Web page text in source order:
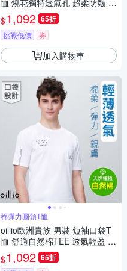
恤 燒花獨特透氣孔 超柔防皺 米
黃色 法國品牌 有大尺碼
$1,092 65折
挑戰低價 券
加入購物車
棉彈力圓領T恤
oillio歐洲貴族 男裝 短袖口袋T
恤 舒適自然棉TEE 透氣輕盈 白
色 法國品牌
$1,092 65折